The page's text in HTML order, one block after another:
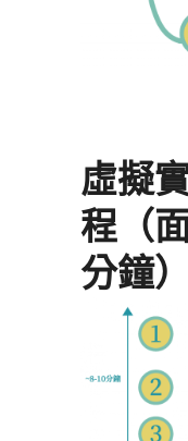
虛擬
程（
分鐘）